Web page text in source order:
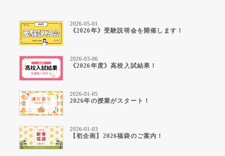
《2026年》受験説明会を開催します！
2026-05-01
《2026年度》高校入試結果！
2026-03-06
2026年の授業がスタート！
2026-01-05
【初企画】2026福袋のご案内！
2026-01-03